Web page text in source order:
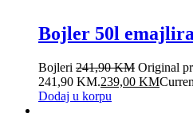
Bojler 50l
Bojleri 241,90KM Original
241,90 KM.239,00 KM
Dodaj u korpu